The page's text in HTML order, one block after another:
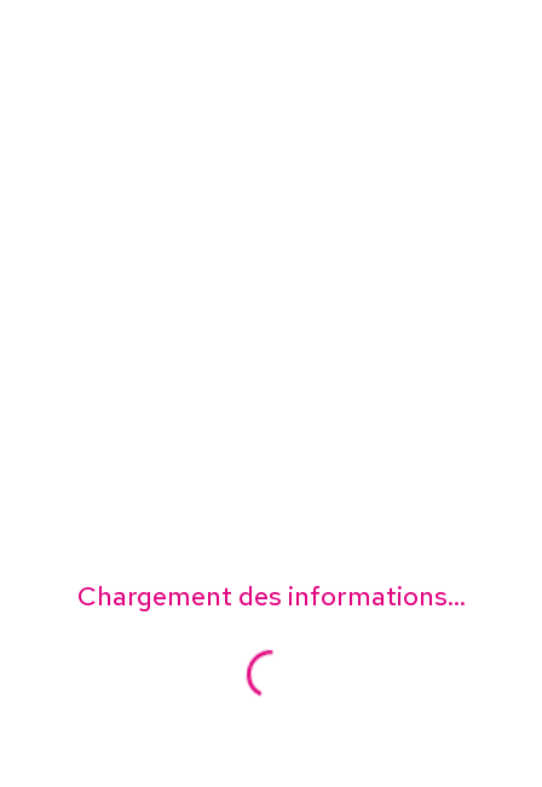
Chargement des informations...